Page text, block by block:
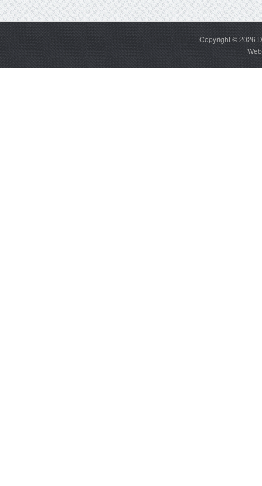
Copyright © 2026